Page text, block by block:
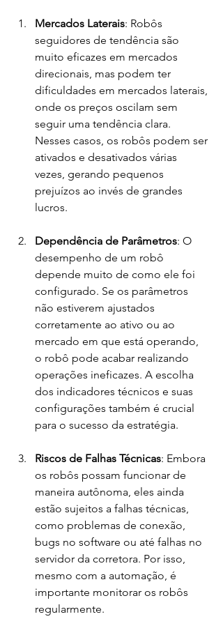
Mercados Laterais: Robôs
seguidores de tendência são
muito eficazes em mercados
direcionais, mas podem ter
dificuldades em mercados laterais,
onde os preços oscilam sem
seguir uma tendência clara.
Nesses casos, os robôs podem ser
ativados e desativados várias
vezes, gerando pequenos
prejuízos ao invés de grandes
lucros.
Dependência de Parâmetros: O
desempenho de um robô
depende muito de como ele foi
configurado. Se os parâmetros
não estiverem ajustados
corretamente ao ativo ou ao
mercado em que está operando,
o robô pode acabar realizando
operações ineficazes. A escolha
dos indicadores técnicos e suas
configurações também é crucial
para o sucesso da estratégia.
Riscos de Falhas Técnicas: Embora
os robôs possam funcionar de
maneira autônoma, eles ainda
estão sujeitos a falhas técnicas,
como problemas de conexão,
bugs no software ou até falhas no
servidor da corretora. Por isso,
mesmo com a automação, é
importante monitorar os robôs
regularmente.